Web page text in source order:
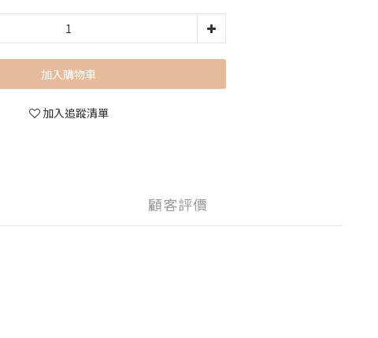
加入購物車
加入追蹤清單
顧客評價